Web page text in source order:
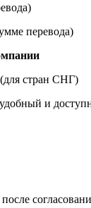
перевода)
(для стран СНГ)
и